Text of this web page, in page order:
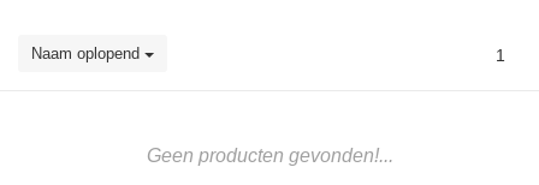
Naam oplopend 1
Geen producten gevonden!...